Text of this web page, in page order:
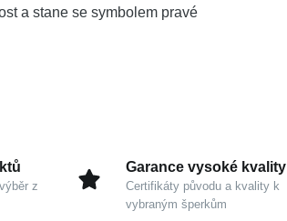
a stane se symbolem pravé
z
Garance vysoké kvality
Certifikáty původu a kvality k
vybraným šperkům